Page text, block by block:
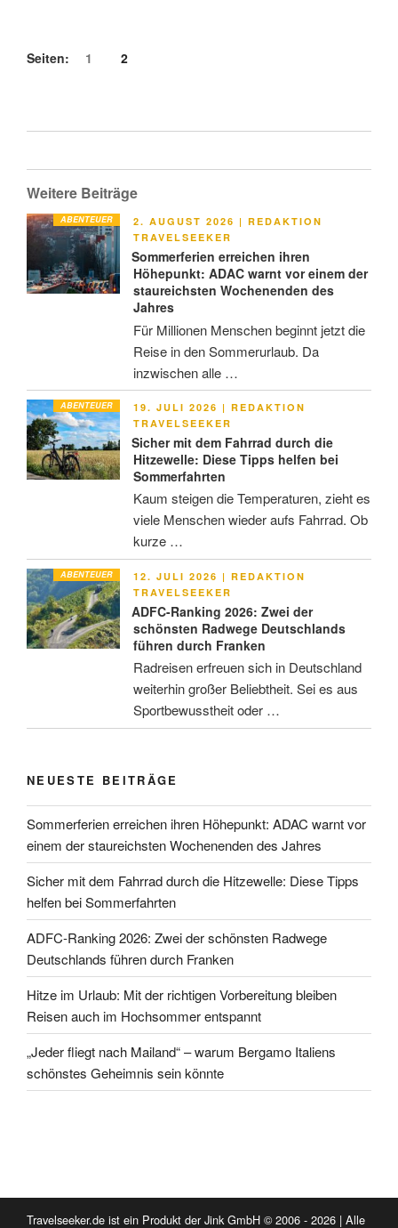
Seiten: 1 2
Weitere Beiträge
ABENTEUER
VERÖFFENTLICHT
AM
2. AUGUST 2026 | REDAKTION
TRAVELSEEKER
Sommerferien erreichen ihren
Höhepunkt: ADAC warnt vor einem der
staureichsten Wochenenden des
Jahres
Für Millionen Menschen beginnt jetzt die
Reise in den Sommerurlaub. Da
inzwischen alle …
ABENTEUER
VERÖFFENTLICHT
AM
19. JULI 2026 | REDAKTION
TRAVELSEEKER
Sicher mit dem Fahrrad durch die
Hitzewelle: Diese Tipps helfen bei
Sommerfahrten
Kaum steigen die Temperaturen, zieht es
viele Menschen wieder aufs Fahrrad. Ob
kurze …
ABENTEUER
VERÖFFENTLICHT
AM
12. JULI 2026 | REDAKTION
TRAVELSEEKER
ADFC-Ranking 2026: Zwei der
schönsten Radwege Deutschlands
führen durch Franken
Radreisen erfreuen sich in Deutschland
weiterhin großer Beliebtheit. Sei es aus
Sportbewusstheit oder …
NEUESTE BEITRÄGE
Sommerferien erreichen ihren Höhepunkt: ADAC warnt vor
einem der staureichsten Wochenenden des Jahres
Sicher mit dem Fahrrad durch die Hitzewelle: Diese Tipps
helfen bei Sommerfahrten
ADFC-Ranking 2026: Zwei der schönsten Radwege
Deutschlands führen durch Franken
Hitze im Urlaub: Mit der richtigen Vorbereitung bleiben
Reisen auch im Hochsommer entspannt
„Jeder fliegt nach Mailand“ – warum Bergamo Italiens
schönstes Geheimnis sein könnte
Travelseeker.de ist ein Produkt der Jink GmbH © 2006 - 2026 | Alle